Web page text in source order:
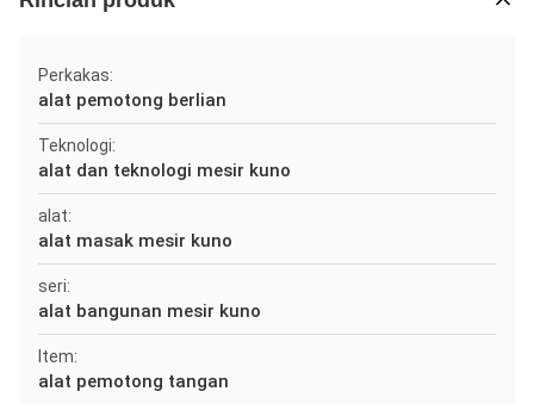
Perkakas:
alat pemotong berlian
Teknologi:
alat dan teknologi mesir kuno
alat:
alat masak mesir kuno
seri:
alat bangunan mesir kuno
Item:
alat pemotong tangan